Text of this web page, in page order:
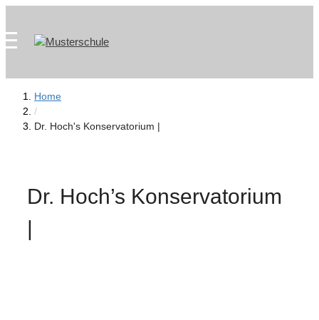
springen
content
Home
/
Dr. Hoch's Konservatorium |
Dr. Hoch’s Konservatorium